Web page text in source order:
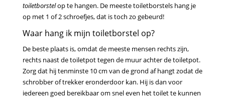
toiletborstelop te hangen. De meeste toiletborstels hang je
op met 1 of 2 schroefjes, dat is toch zo gebeurd!
Waar hang ik mijn toiletborstel op?
De beste plaats is, omdat de meeste mensen rechts zijn,
rechts naast de toiletpot tegen de muur achter de toiletpot.
Zorg dat hij tenminste 10 cm van de grond af hangt zodat de
schrobber of trekker eronderdoor kan. Hij is dan voor
iedereen goed bereikbaar om snel even het toilet te kunnen